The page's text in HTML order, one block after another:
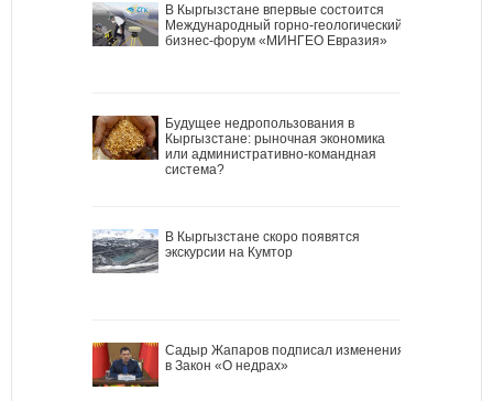
В Кыргызстане впервые состоится
Международный горно-геологический
бизнес-форум «МИНГЕО Евразия»
Будущее недропользования в
Кыргызстане: рыночная экономика
или административно-командная
система?
В Кыргызстане скоро появятся
экскурсии на Кумтор
Садыр Жапаров подписал изменения
в Закон «О недрах»